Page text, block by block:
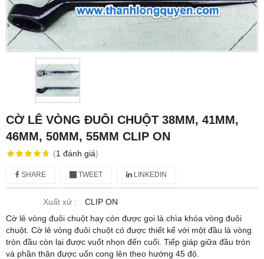
CỜ LÊ VÒNG ĐUÔI CHUỘT 38MM, 41MM,
46MM, 50MM, 55MM CLIP ON
(1 đánh giá)
SHARE TWEET LINKEDIN
Xuất xứ :
CLIP ON
Cờ lê vòng đuôi chuột hay còn được gọi là chìa khóa vòng đuôi
chuột. Cờ lê vòng đuôi chuột có được thiết kế với một đầu là vòng
tròn đầu còn lại được vuốt nhọn đến cuối. Tiếp giáp giữa đầu tròn
và phần thân được uốn cong lên theo hướng 45 độ.